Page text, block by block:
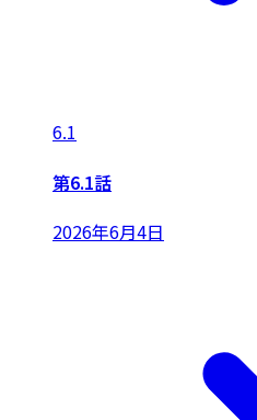
6.1
第6.1話
2026年6月4日